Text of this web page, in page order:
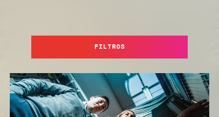
FILTROS